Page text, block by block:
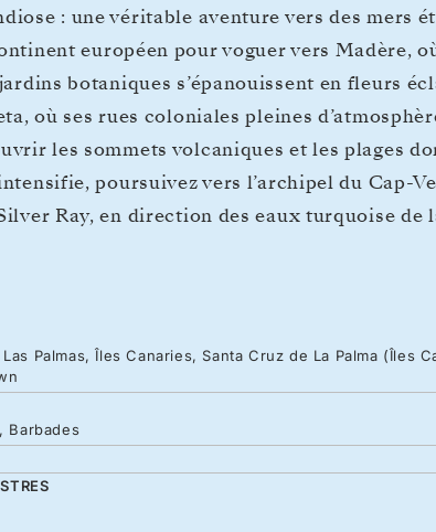
: une véritable aventure vers des mers
européen pour voguer vers Madère,
botaniques s’épanouissent en fleurs
où ses rues coloniales pleines
les sommets volcaniques et les plages
poursuivez vers l’archipel du Cap-
Ray, en direction des eaux turquoise de
Palmas, Îles Canaries, Santa Cruz de La Palma (Îles
Barbades